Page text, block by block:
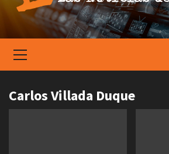
Menu
Carlos Villada Duque